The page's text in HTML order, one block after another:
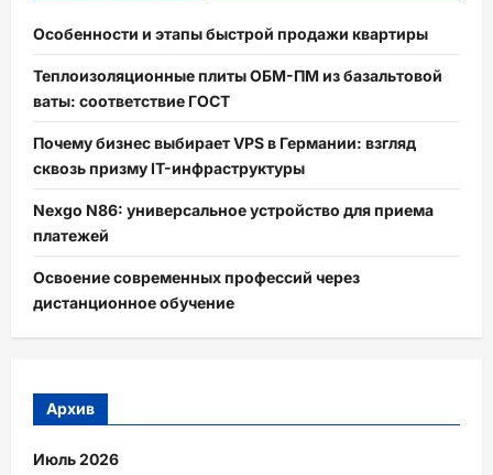
Особенности и этапы быстрой продажи квартиры
Теплоизоляционные плиты ОБМ-ПМ из базальтовой
ваты: соответствие ГОСТ
Почему бизнес выбирает VPS в Германии: взгляд
сквозь призму IT-инфраструктуры
Nexgo N86: универсальное устройство для приема
платежей
Освоение современных профессий через
дистанционное обучение
Архив
Июль 2026